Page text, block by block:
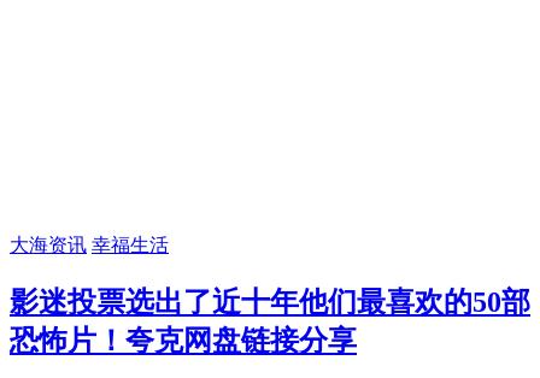
大海资讯 幸福生活
影迷投票选出了近十年他们最喜欢的50部
恐怖片！夸克网盘链接分享